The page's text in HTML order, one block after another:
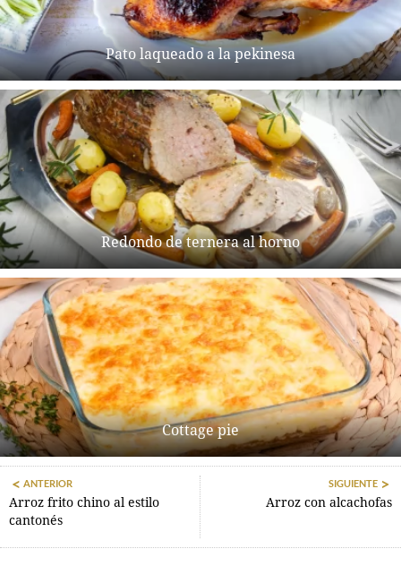
Pato laqueado a la pekinesa
Redondo de ternera al horno
Cottage pie
ANTERIOR
Arroz frito chino al estilo
cantonés
SIGUIENTE
Arroz con alcachofas